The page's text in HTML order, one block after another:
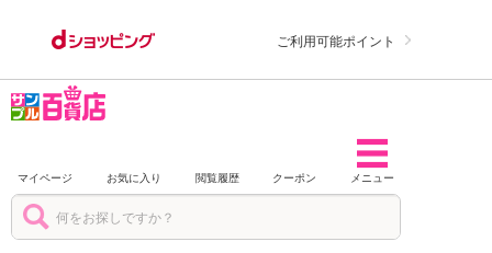
ご利用可能ポイント
マイページ お気に入り 閲覧履歴 クーポン メニュー